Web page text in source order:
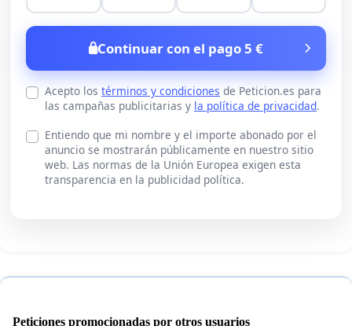
Continuar con el pago 5 €
Acepto los términos y condiciones de Peticion.es para
las campañas publicitarias y la política de privacidad.
Entiendo que mi nombre y el importe abonado por el
anuncio se mostrarán públicamente en nuestro sitio
web. Las normas de la Unión Europea exigen esta
transparencia en la publicidad política.
Peticiones promocionadas por otros usuarios